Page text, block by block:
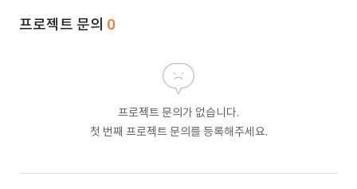
프로젝트 문의 0
프로젝트 문의가 없습니다.
첫 번째 프로젝트 문의를 등록해주세요.